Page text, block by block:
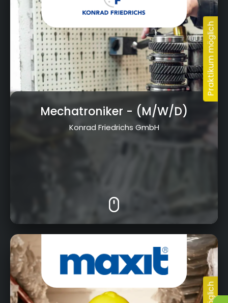
Mechatroniker - (M/W/D)
Konrad Friedrichs GmbH
Azendorf 63, 95359, Kasendorf